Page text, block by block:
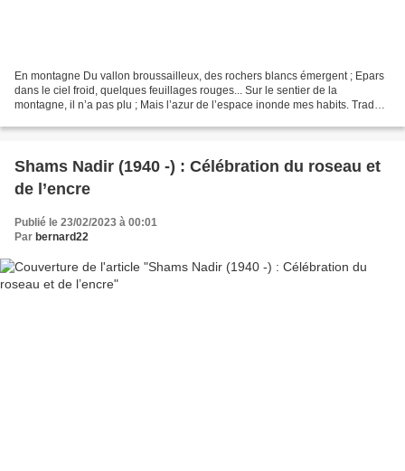
En montagne Du vallon broussailleux, des rochers blancs émergent ; Epars
dans le ciel froid, quelques feuillages rouges... Sur le sentier de la
montagne, il n’a pas plu ; Mais l’azur de l’espace inonde mes habits. Traduit
Shams Nadir (1940 -) : Célébration du roseau et
de l’encre
Publié le 23/02/2023 à 00:01
Par bernard22